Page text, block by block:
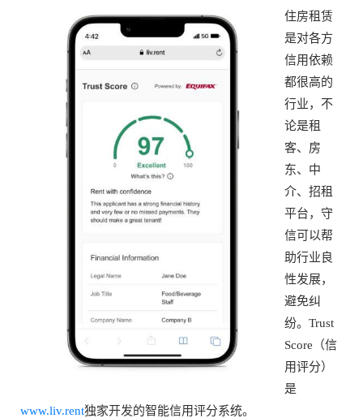
住房租赁
是对各方
信用依赖
都很高的
行业，不
论是租
客、房
东、中
介、招租
平台，守
信可以帮
助行业良
性发展，
避免纠
纷。Trust
Score（信
用评分）
是
www.liv.rent独家开发的智能信用评分系统。